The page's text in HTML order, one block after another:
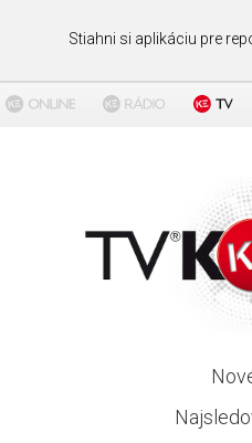
Stiahni si aplikáciu pre